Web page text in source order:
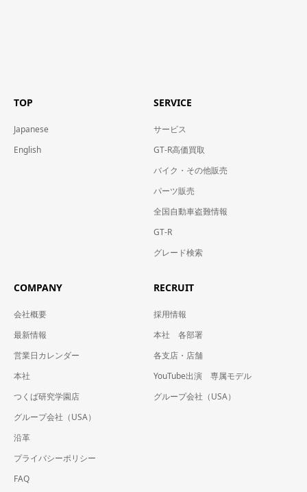
TOP
Japanese
English
SERVICE
サービス
GT-R高価買取
バイク・その他販売
パーツ販売
全国自動車盗難情報
GT-R
グレード検索
COMPANY
会社概要
最新情報
営業日カレンダー
本社
つくば研究学園店
グループ会社（USA）
沿革
プライバシーポリシー
FAQ
RECRUIT
採用情報
本社 各部署
各支店・店舗
YouTube出演 専属モデル
グループ会社（USA）